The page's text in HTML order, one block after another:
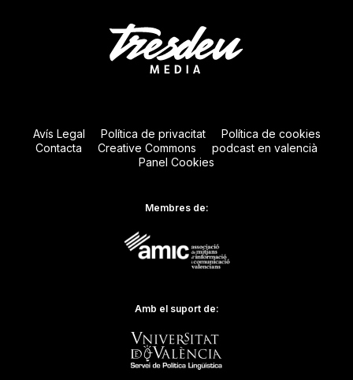
Avís Legal Política de privacitat
Política de cookies
Contacta
Creative Commons
podcast en valencià
Panel Cookies
Membres de:
Amb el suport de: